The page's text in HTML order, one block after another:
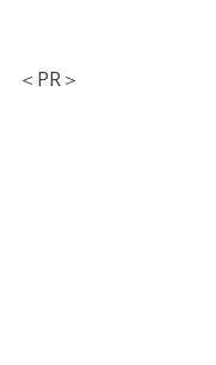
＜PR＞